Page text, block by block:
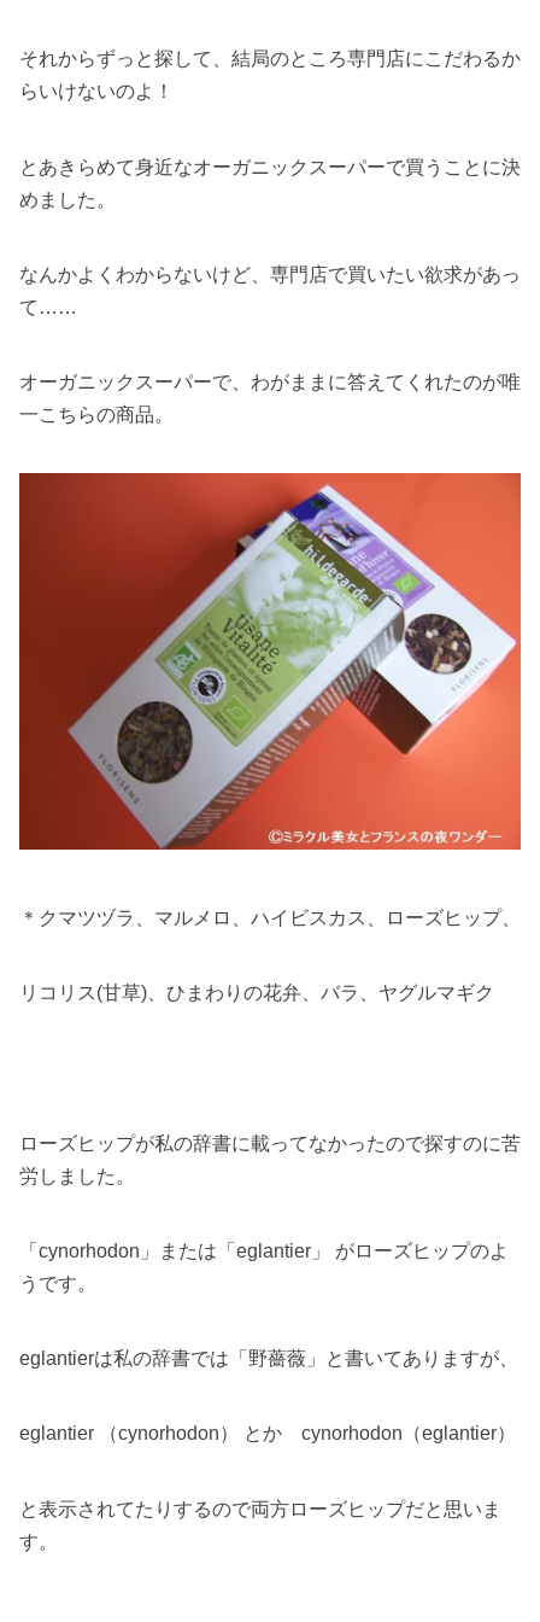
それからずっと探して、結局のところ専門店にこだわるか
らいけないのよ！
とあきらめて身近なオーガニックスーパーで買うことに決
めました。
なんかよくわからないけど、専門店で買いたい欲求があっ
て……
オーガニックスーパーで、わがままに答えてくれたのが唯
一こちらの商品。
＊クマツヅラ、マルメロ、ハイビスカス、ローズヒップ、
リコリス(甘草)、ひまわりの花弁、バラ、ヤグルマギク
ローズヒップが私の辞書に載ってなかったので探すのに苦
労しました。
「cynorhodon」または「eglantier」 がローズヒップのよ
うです。
eglantierは私の辞書では「野薔薇」と書いてありますが、
eglantier （cynorhodon） とか cynorhodon（eglantier）
と表示されてたりするので両方ローズヒップだと思いま
す。